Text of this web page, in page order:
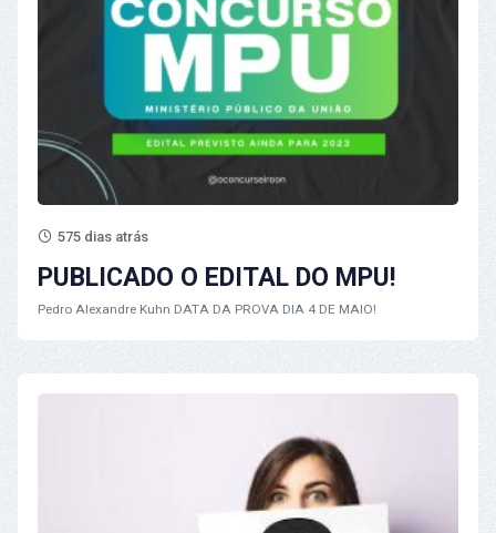
575 dias atrás
PUBLICADO O EDITAL DO MPU!
Pedro Alexandre Kuhn DATA DA PROVA DIA 4 DE MAIO!